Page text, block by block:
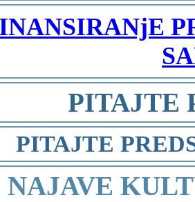
PITAJTE
PITAJTE
NAJAVE